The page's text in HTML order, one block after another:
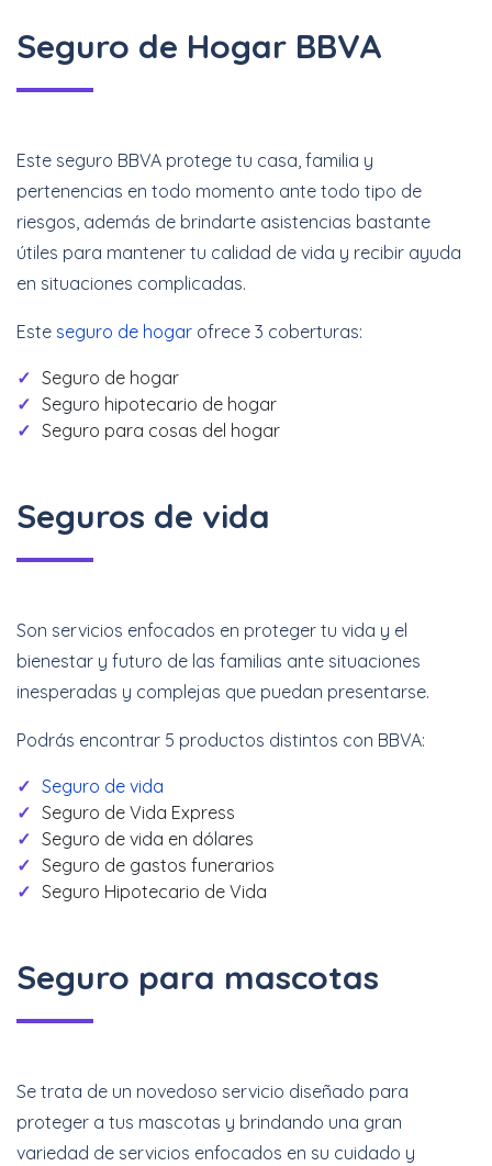
Seguro de Hogar BBVA
Este seguro BBVA protege tu casa, familia y
pertenencias en todo momento ante todo tipo de
riesgos, además de brindarte asistencias bastante
útiles para mantener tu calidad de vida y recibir ayuda
en situaciones complicadas.
Este seguro de hogar ofrece 3 coberturas:
Seguro de hogar
Seguro hipotecario de hogar
Seguro para cosas del hogar
Seguros de vida
Son servicios enfocados en proteger tu vida y el
bienestar y futuro de las familias ante situaciones
inesperadas y complejas que puedan presentarse.
Podrás encontrar 5 productos distintos con BBVA:
Seguro de vida
Seguro de Vida Express
Seguro de vida en dólares
Seguro de gastos funerarios
Seguro Hipotecario de Vida
Seguro para mascotas
Se trata de un novedoso servicio diseñado para
proteger a tus mascotas y brindando una gran
variedad de servicios enfocados en su cuidado y